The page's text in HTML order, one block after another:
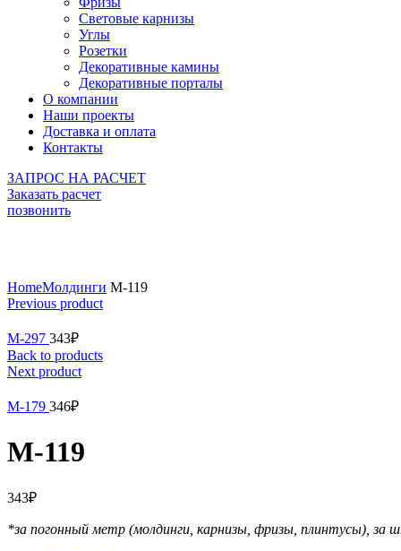
Световые карнизы
Углы
Розетки
Декоративные камины
Декоративные порталы
О компании
Наши проекты
Доставка и оплата
Контакты
ЗАПРОС НА РАСЧЕТ
Заказать расчет
позвонить
HomeМолдинги М-119
Previous product
М-297 343₽
Back to products
Next product
М-179 346₽
М-119
343₽
*за погонный метр (молдинги, карнизы, фризы, плинтусы), за